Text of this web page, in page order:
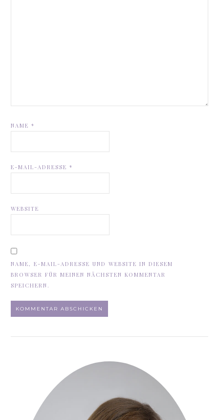
NAME*
E-MAIL-ADRESSE*
WEBSITE
NAME, E-MAIL-ADRESSE UND WEBSITE IN DIESEM
BROWSER FÜR MEINEN NÄCHSTEN KOMMENTAR
SPEICHERN.